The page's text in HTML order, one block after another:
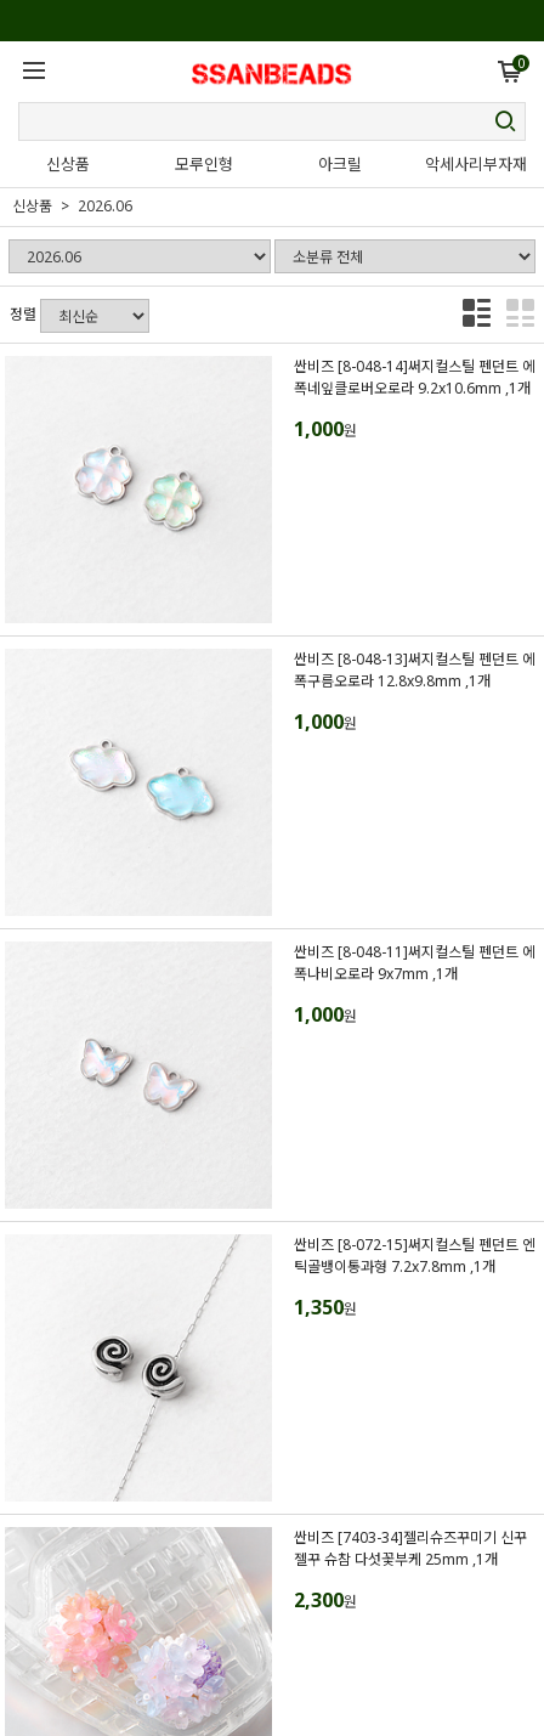
0
신상품 모루인형 아크릴 악세사리부자재
신상품 2026.06
정렬
싼비즈 [8-048-14]써지컬스틸 펜던트 에
폭네잎클로버오로라 9.2x10.6mm ,1개
1,000원
싼비즈 [8-048-13]써지컬스틸 펜던트 에
폭구름오로라 12.8x9.8mm ,1개
1,000원
싼비즈 [8-048-11]써지컬스틸 펜던트 에
폭나비오로라 9x7mm ,1개
1,000원
싼비즈 [8-072-15]써지컬스틸 펜던트 엔
틱골뱅이통과형 7.2x7.8mm ,1개
1,350원
싼비즈 [7403-34]젤리슈즈꾸미기 신꾸
젤꾸 슈참 다섯꽃부케 25mm ,1개
2,300원